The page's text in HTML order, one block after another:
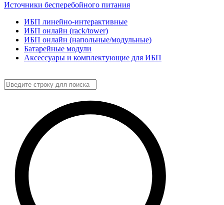
Источники бесперебойного питания
ИБП линейно-интерактивные
ИБП онлайн (rack/tower)
ИБП онлайн (напольные/модульные)
Батарейные модули
Аксессуары и комплектующие для ИБП